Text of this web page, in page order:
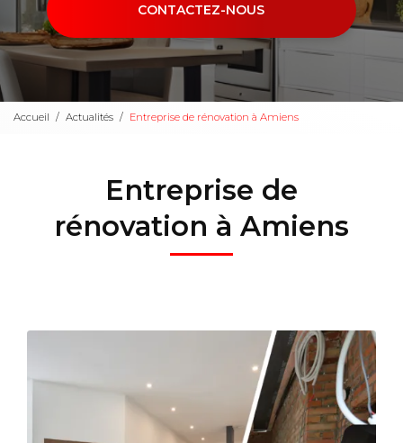
CONTACTEZ-NOUS
Accueil Actualités Entreprise de rénovation à Amiens
Entreprise de
rénovation à Amiens